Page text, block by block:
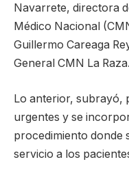
Navarrete, directora
Médico Nacional
Guillermo Careaga
General CMN La Raza.
Lo anterior, subrayó,
urgentes y se
procedimiento donde
servicio a los